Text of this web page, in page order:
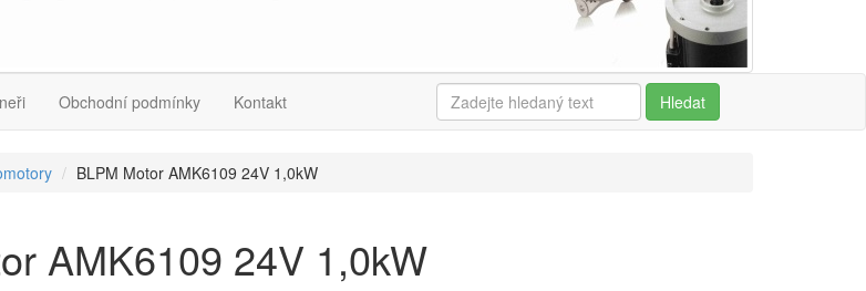
Obchodní podmínky Kontakt Hledat
BLPM Motor AMK6109 24V 1,0kW
AMK6109 24V 1,0kW